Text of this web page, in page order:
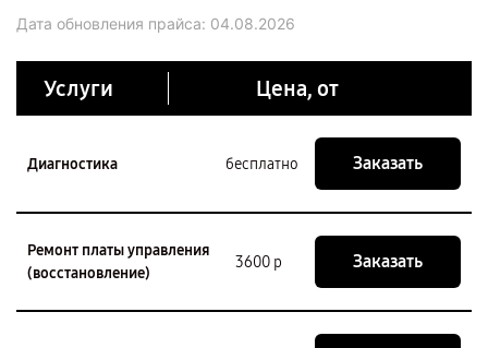
Дата обновления прайса: 04.08.2026
Услуги Цена, от
Диагностика бесплатно Заказать
Ремонт платы управления
(восстановление)
3600 р Заказать